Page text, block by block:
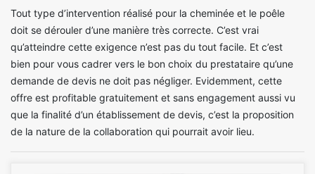
Tout type d’intervention réalisé pour la cheminée et le poêle
doit se dérouler d’une manière très correcte. C’est vrai
qu’atteindre cette exigence n’est pas du tout facile. Et c’est
bien pour vous cadrer vers le bon choix du prestataire qu’une
demande de devis ne doit pas négliger. Evidemment, cette
offre est profitable gratuitement et sans engagement aussi vu
que la finalité d’un établissement de devis, c’est la proposition
de la nature de la collaboration qui pourrait avoir lieu.